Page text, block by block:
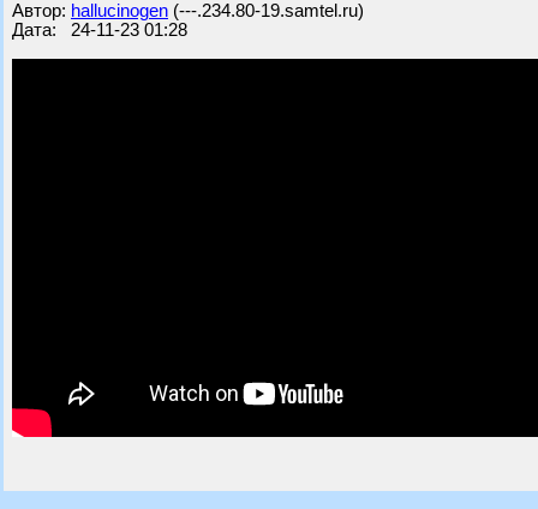
Автор: hallucinogen (---.234.80-19.samtel.ru)
Дата: 24-11-23 01:28